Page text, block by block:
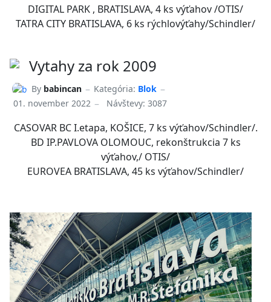
DIGITAL PARK , BRATISLAVA, 4 ks výťahov /OTIS/
TATRA CITY BRATISLAVA, 6 ks rýchlovýťahy/Schindler/
Vytahy za rok 2009
By babincan Kategória: Blok
01. november 2022
Návštevy: 3087
CASOVAR BC I.etapa, KOŠICE, 7 ks výťahov/Schindler/.
BD IP.PAVLOVA OLOMOUC, rekonštrukcia 7 ks
výťahov,/ OTIS/
EUROVEA BRATISLAVA, 45 ks výťahov/Schindler/